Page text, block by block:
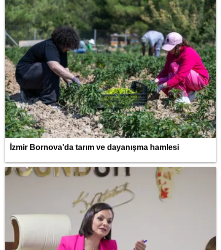
İzmir Bornova’da tarım ve dayanışma hamlesi